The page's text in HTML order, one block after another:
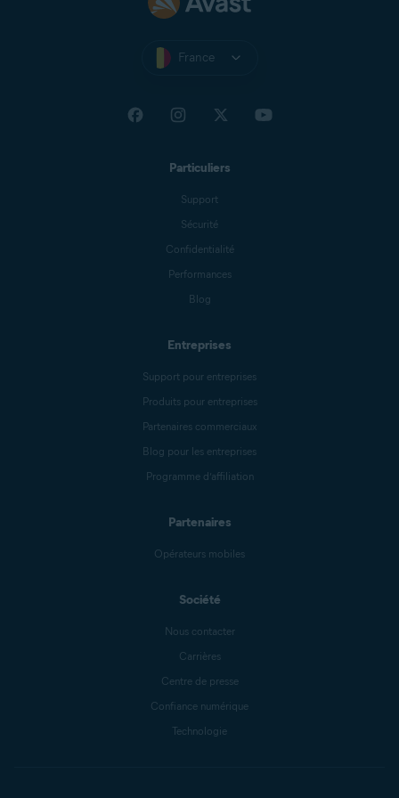
France
Particuliers
Support
Sécurité
Confidentialité
Performances
Blog
Entreprises
Support pour entreprises
Produits pour entreprises
Partenaires commerciaux
Blog pour les entreprises
Programme d’affiliation
Partenaires
Opérateurs mobiles
Société
Nous contacter
Carrières
Centre de presse
Confiance numérique
Technologie